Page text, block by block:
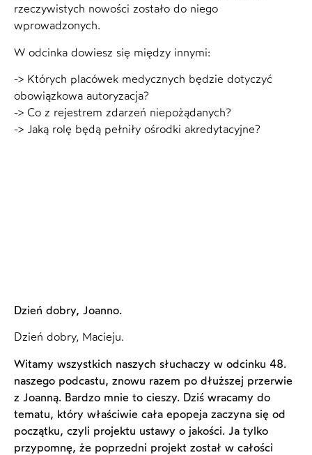
rzeczywistych nowości zostało do niego
wprowadzonych.
W odcinka dowiesz się między innymi:
-> Których placówek medycznych będzie dotyczyć
obowiązkowa autoryzacja?
-> Co z rejestrem zdarzeń niepożądanych?
-> Jaką rolę będą pełniły ośrodki akredytacyjne?
Dzień dobry, Joanno.
Dzień dobry, Macieju.
Witamy wszystkich naszych słuchaczy w odcinku 48.
naszego podcastu, znowu razem po dłuższej przerwie
z Joanną. Bardzo mnie to cieszy. Dziś wracamy do
tematu, który właściwie cała epopeja zaczyna się od
początku, czyli projektu ustawy o jakości. Ja tylko
przypomnę, że poprzedni projekt został w całości